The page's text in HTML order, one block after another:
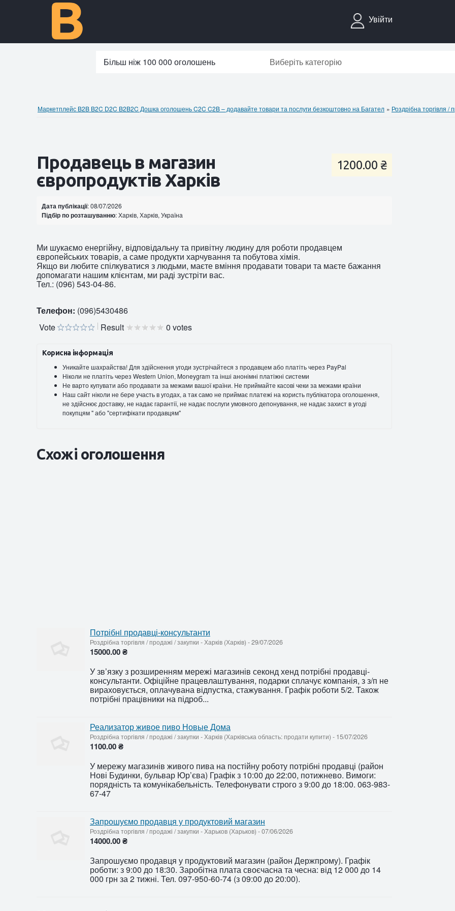
Увійти
Більш ніж 100 000 оголошень Виберіть категорію
Маркетплейс B2B B2C D2C B2B2C Дошка оголошень C2C C2B – додавайте товари та послуги безкоштовно на Багател » Роздрібна торгівля /
1200.00 ₴
Продавець в магазин
європродуктів Харків
Дата публікації: 08/07/2026
Підбір по розташуванню: Харків, Харків, Україна
Ми шукаємо енергійну, відповідальну та привітну людину для роботи продавцем
європейських товарів, а саме продукти харчування та побутова хімія.
Якщо ви любите спілкуватися з людьми, маєте вміння продавати товари та маєте бажання
допомагати нашим клієнтам, ми раді зустріти вас.
Тел.: (096) 543-04-86.
Телефон: (096)5430486
Vote
Result 0 votes
Корисна інформація
Уникайте шахрайства! Для здійснення угоди зустрічайтеся з продавцем або платіть через PayPal
Ніколи не платіть через Western Union, Moneygram та інші анонімні платіжні системи
Не варто купувати або продавати за межами вашої країни. Не приймайте касові чеки за межами країни
Наш сайт ніколи не бере участь в угодах, а так само не приймає платежі на користь публікатора оголошення,
не здійснює доставку, не надає гарантії, не надає послуги умовного депонування, не надає захист в угоді
покупцям " або "сертифікати продавцям"
Схожі оголошення
Потрібнi продавці-консультанти
Роздрібна торгівля / продажі / закупки -Харків (Харків) -29/07/2026
15000.00 ₴
У зв’язку з розширенням мережі магазинів секонд хенд потрібні продавці-
консультанти. Офіційне працевлаштування, подарки сплачує компанія, з з/п не
вираховується, оплачувана відпустка, стажування. Графік роботи 5/2. Також
потрібні працівники на підроб...
Реализатор живое пиво Новые Дома
Роздрібна торгівля / продажі / закупки -Харків (Харківська область: продати купити) - 15/07/2026
1100.00 ₴
У мережу магазинів живого пива на постійну роботу потрібні продавці (район
Нові Будинки, бульвар Юр’єва) Графік з 10:00 до 22:00, потижнево. Вимоги:
порядність та комунікабельність. Телефонувати строго з 9:00 до 18:00. 063-983-
67-47
Запрошуємо продавця у продуктовий магазин
Роздрібна торгівля / продажі / закупки -Харьков (Харьков) -07/06/2026
14000.00 ₴
Запрошуємо продавця у продуктовий магазин (район Держпрому). Графік
роботи: з 9:00 до 18:30. Заробітна плата своєчасна та чесна: від 12 000 до 14
000 грн за 2 тижні. Тел. 097-950-60-74 (з 09:00 до 20:00).